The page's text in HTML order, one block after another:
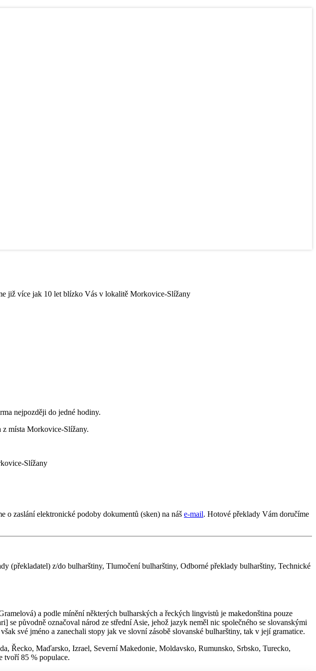
již více jak 10 let blízko Vás v lokalitě Morkovice-Slížany
nejpozději do jedné hodiny.
z místa Morkovice-Slížany.
Slížany
o zaslání elektronické podoby dokumentů (sken) na náš e-mail. Hotové překlady Vám doručíme
(překladatel) z/do bulharštiny, Tlumočení bulharštiny, Odborné překlady bulharštiny, Technické
a podle mínění některých bulharských a řeckých lingvistů je makedonština pouze
původně označoval národ ze střední Asie, jehož jazyk neměl nic společného se slovanskými
své jméno a zanechali stopy jak ve slovní zásobě slovanské bulharštiny, tak v její gramatice.
Řecko, Maďarsko, Izrael, Severní Makedonie, Moldavsko, Rumunsko, Srbsko, Turecko,
tvoří 85 % populace.